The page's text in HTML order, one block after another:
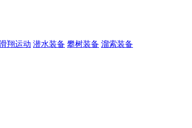
翔运动 潜水装备 攀树装备 溜索装备